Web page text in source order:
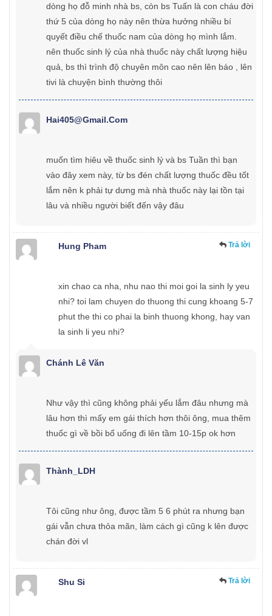
dòng họ đỗ minh nhà bs, còn bs Tuấn là con cháu đời
thứ 5 của dòng họ này nên thừa hưởng nhiều bí
quyết điều chế thuốc nam của dòng họ mình lắm.
nên thuốc sinh lý của nhà thuốc này chất lượng hiệu
quả, bs thì trình độ chuyên môn cao nên lên báo , lên
tivi là chuyện bình thường thôi
Hai405@gmail.com
muốn tìm hiêu về thuốc sinh lý và bs Tuần thì bạn
vào đây xem này, từ bs đén chất lượng thuốc đều tốt
lắm nên k phải tự dưng mà nhà thuốc này lại tồn tại
lâu và nhiều người biết đến vậy đâu
Hung Pham Trả lời
xin chao ca nha, nhu nao thi moi goi la sinh ly yeu
nhi? toi lam chuyen do thuong thi cung khoang 5-7
phut the thi co phai la binh thuong khong, hay van
la sinh li yeu nhi?
Chánh Lê Văn
Như vậy thì cũng không phải yếu lắm đâu nhưng mà
lâu hơn thì mấy em gái thích hơn thôi ông, mua thêm
thuốc gì về bồi bổ uống đi lên tầm 10-15p ok hơn
Thành_LDH
Tôi cũng như ông, được tầm 5 6 phút ra nhưng bạn
gái vẫn chưa thỏa mãn, làm cách gì cũng k lên được
chán đời vl
Shu Si Trả lời